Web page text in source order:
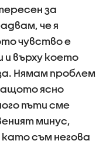
за
че я
чувство е
върху което
Нямам проблем
ясно
пъти сме
минус,
съм негова